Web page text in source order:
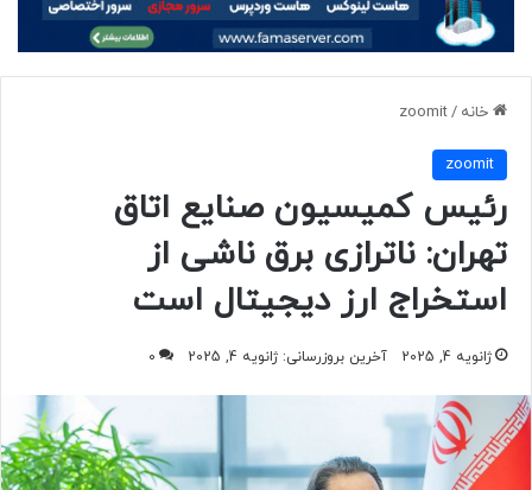
خانه /
zoomit
zoomit
رئیس کمیسیون صنایع اتاق
تهران: ناترازی برق ناشی از
استخراج ارز دیجیتال است
ژانویه 4, 2025 آخرین بروزرسانی: ژانویه 4, 2025 0